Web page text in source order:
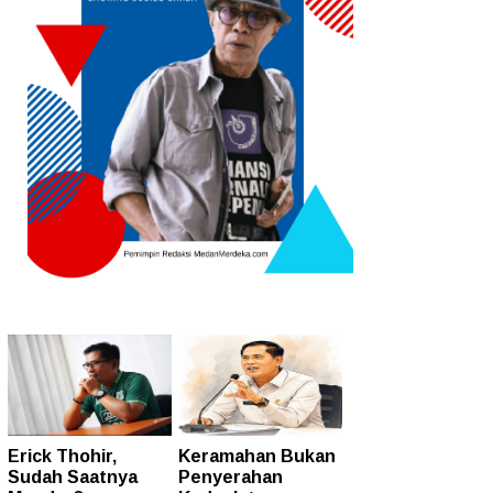
Erick Thohir,
Sudah Saatnya
Keramahan Bukan
Penyerahan